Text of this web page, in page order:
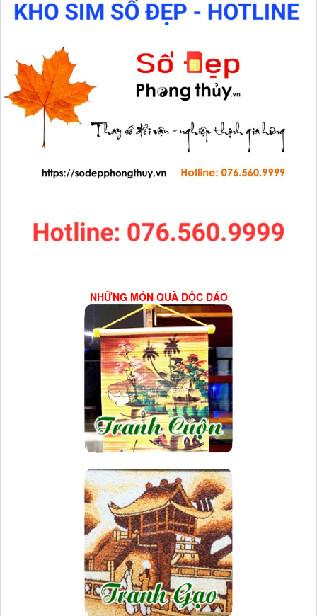
NHỮNG MÓN QUÀ ĐỘC ĐÁO